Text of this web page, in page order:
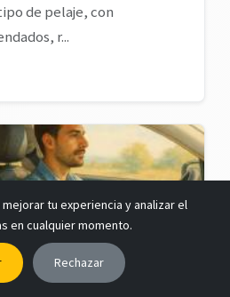
de pelaje, con
r...
tu experiencia y analizar el
en cualquier momento.
Rechazar